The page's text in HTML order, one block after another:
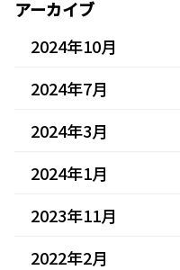
アーカイブ
2024年10月
2024年7月
2024年3月
2024年1月
2023年11月
2022年2月